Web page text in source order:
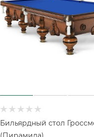
Бильярдный стол